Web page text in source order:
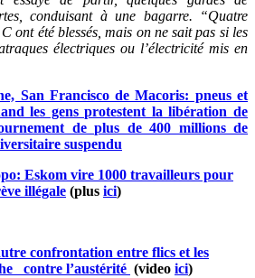
conduisant à une bagarre. “Quatre
ont été blessés, mais on ne sait pas si les
électriques ou l’électricité mis en
San Francisco de Macoris: pneus et
les gens protestent la libération de
de plus de 400 millions de
suspendu
Eskom vire 1000 travailleurs pour
illégale (plus ici)
confrontation entre flics et les
contre l’austérité (video ici)